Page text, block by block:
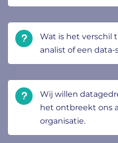
Wat is het verschil
analist of een
Wij willen
het ontbreekt ons
organisatie.